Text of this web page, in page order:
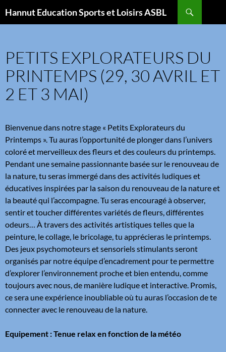
auHannut Education Sports et Loisirs ASBL
PETITS EXPLORATEURS DU
PRINTEMPS (29, 30 AVRIL ET
2 ET 3 MAI)
Bienvenue dans notre stage « Petits Explorateurs du
Printemps ». Tu auras l’opportunité de plonger dans l’univers
coloré et merveilleux des fleurs et des couleurs du printemps.
Pendant une semaine passionnante basée sur le renouveau de
la nature, tu seras immergé dans des activités ludiques et
éducatives inspirées par la saison du renouveau de la nature et
la beauté qui l’accompagne. Tu seras encouragé à observer,
sentir et toucher différentes variétés de fleurs, différentes
odeurs… À travers des activités artistiques telles que la
peinture, le collage, le bricolage, tu apprécieras le printemps.
Des jeux psychomoteurs et sensoriels stimulants seront
organisés par notre équipe d’encadrement pour te permettre
d’explorer l’environnement proche et bien entendu, comme
toujours avec nous, de manière ludique et interactive. Promis,
ce sera une expérience inoubliable où tu auras l’occasion de te
connecter avec le renouveau de la nature.
Equipement : Tenue relax en fonction de la météo